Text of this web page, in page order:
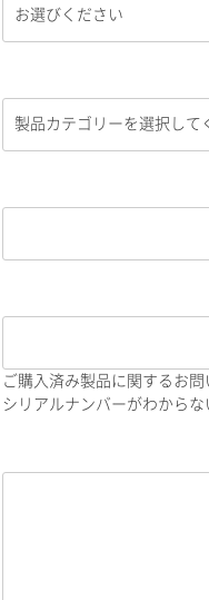
ご購入済み製品に関するお
シリアルナンバーがわからな